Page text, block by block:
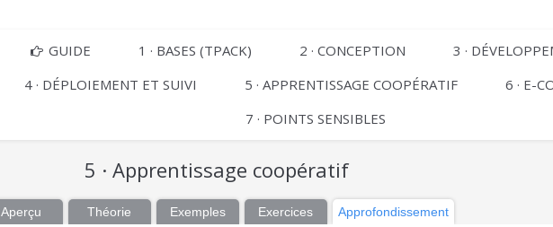
GUIDE 1 · BASES (TPACK) 2 · CONCEPTION
3 ·
4 · DÉPLOIEMENT ET SUIVI
5 · APPRENTISSAGE COOPÉRATIF
6 · E-
7 · POINTS SENSIBLES
5 · Apprentissage coopératif
Aperçu Théorie Exemples Exercices Approfondissement